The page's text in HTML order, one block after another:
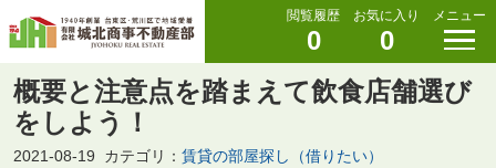
閲覧履歴
0
お気に入り
0
メニュー
概要と注意点を踏まえて飲食店舗選び
をしよう！
2021-08-19 カテゴリ： 賃貸の部屋探し（借りたい）